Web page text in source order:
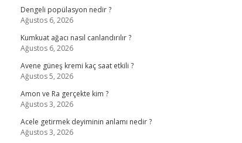
Dengeli popülasyon nedir ?
Ağustos 6, 2026
Kumkuat ağacı nasıl canlandırılır ?
Ağustos 6, 2026
Avene güneş kremi kaç saat etkili ?
Ağustos 5, 2026
Amon ve Ra gerçekte kim ?
Ağustos 3, 2026
Acele getirmek deyiminin anlamı nedir ?
Ağustos 3, 2026